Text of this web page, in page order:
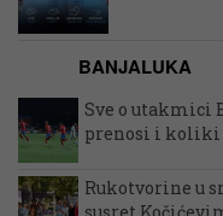
BANJALUKA
Sve o utakmici
prenosi i koliki
Rukotvorine u